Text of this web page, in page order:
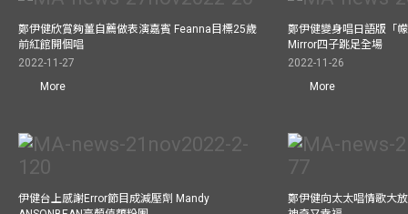
鄭伊健欣賞夠薑自薦做表演嘉賓 Feanna目標25歲
前紅館開個唱
2022-11-27
More
鄭伊健變身唱日語版「
Mirror四子跳足全場
2022-11-26
More
伊健台上感謝Error節目成減壓劑 Mandy
鄭伊健向太太唱情歌大